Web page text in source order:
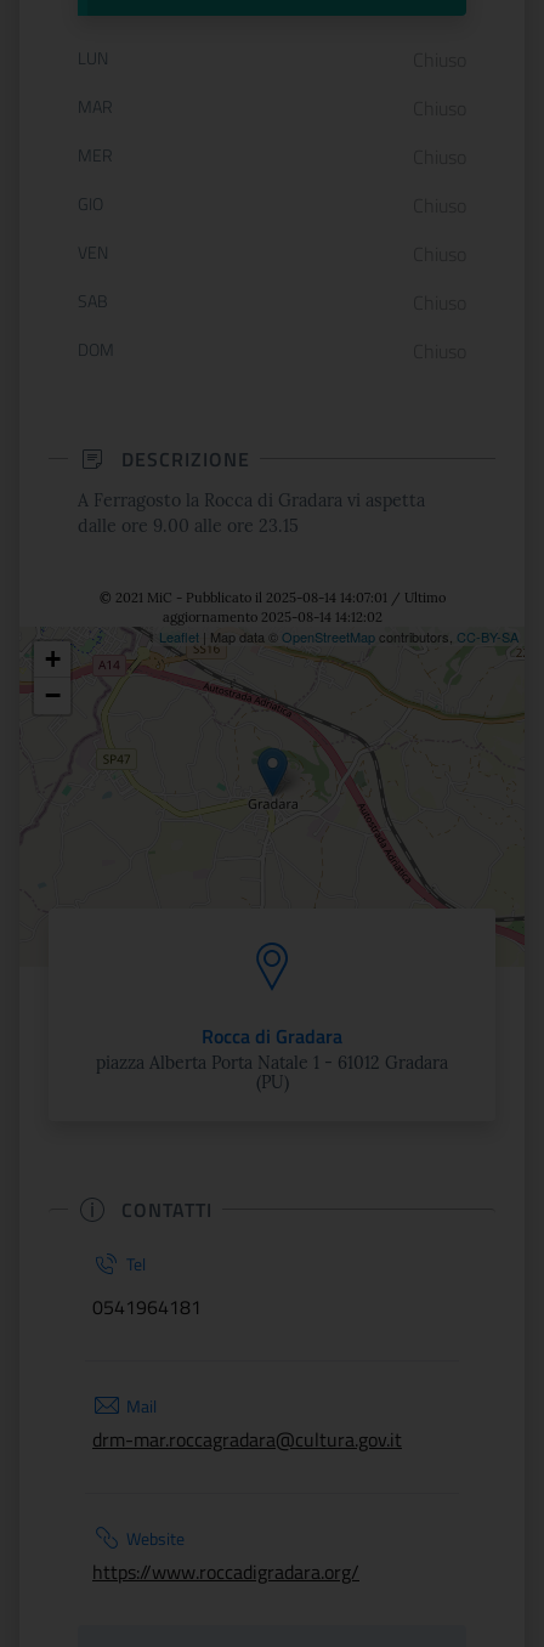
Orario di apertura:
LUN
MAR
MER
GIO
VEN
SAB
DOM
DESCRIZIONE
A Ferragosto la Rocca di Gradara vi aspetta
dalle ore 9.00 alle ore 23.15
© 2021 MiC - Pubblicato il 2025-08-14 14:07:01 / Ultimo
aggiornamento 2025-08-14 14:12:02
Posizione
+
−
Leaflet | Map data © OpenStreetMapcontributors, CC-BY-SA
Rocca di Gradara
piazza Alberta Porta Natale 1 - 61012 Gradara
(PU)
CONTATTI
Tel
0541964181
Mail
drm-mar.roccagradara@cultura.gov.it
Website
https://www.roccadigradara.org/